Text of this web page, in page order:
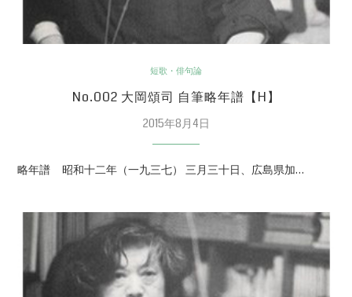
短歌・俳句論
No.002 大岡頌司 自筆略年譜【H】
2015年8月4日
略年譜 昭和十二年（一九三七） 三月三十日、広島県加…